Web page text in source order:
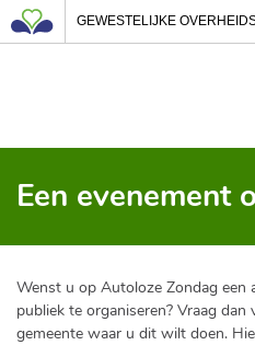
Een evenement
Wenst u op Autoloze Zondag
publiek te organiseren? Vraag
gemeente waar u dit wilt doen.